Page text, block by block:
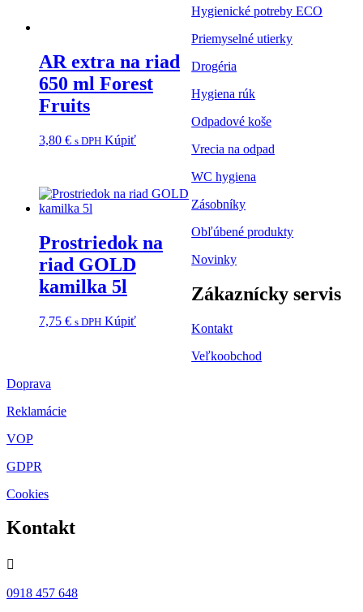
AR extra na riad
650 ml Forest
Fruits
3,80 € s DPH Kúpiť
Prostriedok na
riad GOLD
kamilka 5l
7,75 € s DPH Kúpiť
Hygienické potreby ECO
Priemyselné utierky
Drogéria
Hygiena rúk
Odpadové koše
Vrecia na odpad
WC hygiena
Zásobníky
Obľúbené produkty
Novinky
Zákaznícky servis
Kontakt
Veľkoobchod
Doprava
Reklamácie
VOP
GDPR
Cookies
Kontakt

0918 457 648